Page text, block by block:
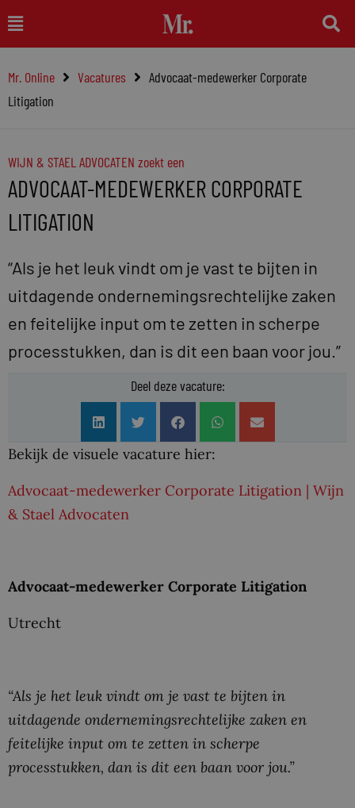
naar
inhoud
Main
Menu
Mr. Online Vacatures
Advocaat-medewerker Corporate
Litigation
WIJN & STAEL ADVOCATEN zoekt een
ADVOCAAT-MEDEWERKER CORPORATE
LITIGATION
“Als je het leuk vindt om je vast te bijten in
uitdagende ondernemingsrechtelijke zaken
en feitelijke input om te zetten in scherpe
processtukken, dan is dit een baan voor jou.”
Deel deze vacature:
Bekijk de visuele vacature hier:
Advocaat-medewerker Corporate Litigation | Wijn
& Stael Advocaten
Advocaat-medewerker Corporate Litigation
Utrecht
“Als je het leuk vindt om je vast te bijten in
uitdagende ondernemingsrechtelijke zaken en
feitelijke input om te zetten in scherpe
processtukken, dan is dit een baan voor jou.”